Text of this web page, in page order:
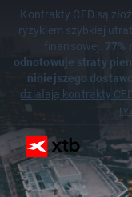
Kontrakty CFD są
ryzykiem szybkiej
finansowej. 77%
odnotowuje straty
niniejszego
działają kontrakty